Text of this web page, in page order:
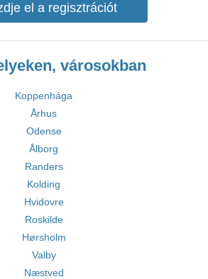
el a regisztrációt
városokban
Koppenhága
Århus
Odense
Ålborg
Randers
Kolding
Hvidovre
Roskilde
Hørsholm
Valby
Næstved